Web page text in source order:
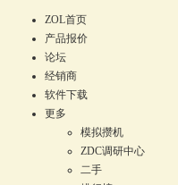
ZOL首页
产品报价
论坛
经销商
软件下载
更多
模拟攒机
ZDC调研中心
二手